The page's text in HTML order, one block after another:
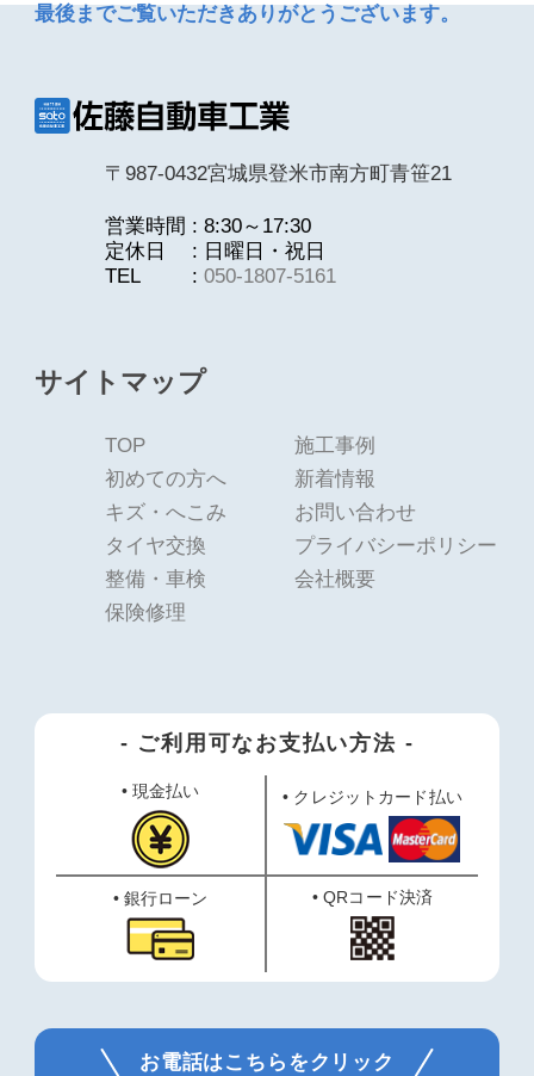
最後までご覧いただきありがとうございます。
〒987-0432宮城県登米市南方町青笹21
営業時間
8:30～17:30
定休日
日曜日・祝日
TEL
050-1807-5161
サイトマップ
TOP
初めての方へ
キズ・へこみ
タイヤ交換
整備・車検
保険修理
施工事例
新着情報
お問い合わせ
プライバシーポリシー
会社概要
- ご利用可なお支払い方法 -
• 現金払い • クレジットカード払い
• 銀行ローン • QRコード決済
お電話はこちらをクリック